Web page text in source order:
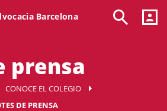
Barcelona
prensa
CONOCE EL COLEGIO
DE PRENSA